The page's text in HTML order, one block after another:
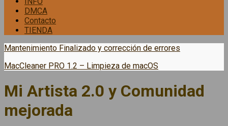
DMCA
Contacto
TIENDA
Mantenimiento Finalizado y corrección de errores
MacCleaner PRO 1.2 – Limpieza de macOS
Mi Artista 2.0 y Comunidad
mejorada